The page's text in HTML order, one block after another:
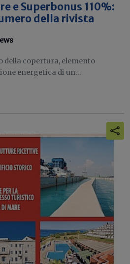
e Superbonus 110%:
della rivista
della copertura, elemento
energetica di un...